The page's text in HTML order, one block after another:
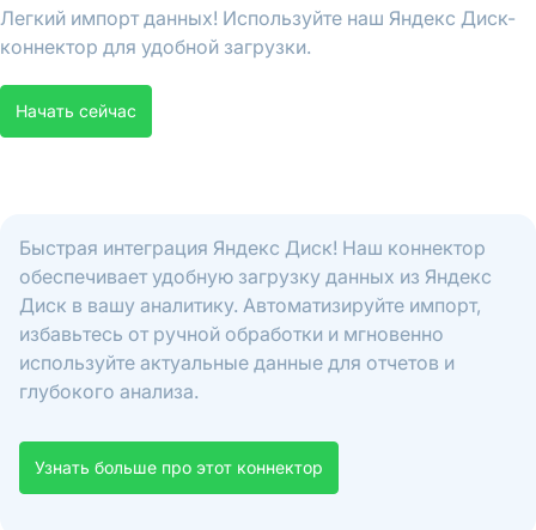
Легкий импорт данных! Используйте наш Яндекс Диск-
коннектор для удобной загрузки.
Начать сейчас
Быстрая интеграция Яндекс Диск! Наш коннектор
обеспечивает удобную загрузку данных из Яндекс
Диск в вашу аналитику. Автоматизируйте импорт,
избавьтесь от ручной обработки и мгновенно
используйте актуальные данные для отчетов и
глубокого анализа.
Узнать больше про этот коннектор